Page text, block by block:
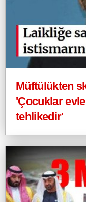
Müftülükten
'Çocuklar
tehlikedir'